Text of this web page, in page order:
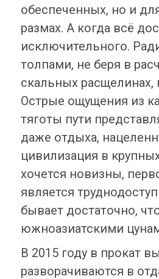
обеспеченных, но и
размах. А когда всё
исключительного.
толпами, не беря в
скальных
Острые ощущения из
тяготы пути
даже отдыха,
цивилизация в
хочется новизны,
является
бывает достаточно,
южноазиатскими
В 2015 году в прокат
разворачиваются в